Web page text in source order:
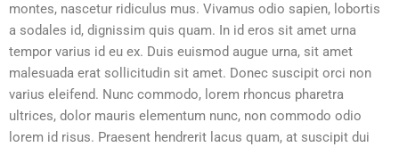
montes, nascetur ridiculus mus. Vivamus odio sapien, lobortis
a sodales id, dignissim quis quam. In id eros sit amet urna
tempor varius id eu ex. Duis euismod augue urna, sit amet
malesuada erat sollicitudin sit amet. Donec suscipit orci non
varius eleifend. Nunc commodo, lorem rhoncus pharetra
ultrices, dolor mauris elementum nunc, non commodo odio
lorem id risus. Praesent hendrerit lacus quam, at suscipit dui